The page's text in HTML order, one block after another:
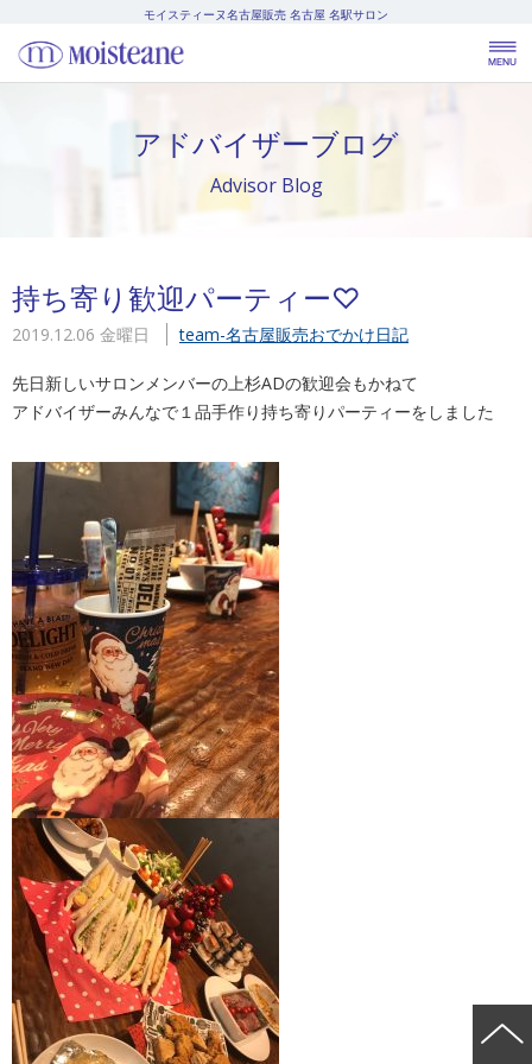
モイスティーヌ名古屋販売 名古屋 名駅サロン
アドバイザーブログ
Advisor Blog
持ち寄り歓迎パーティー♡
2019.12.06 金曜日 team-名古屋販売おでかけ日記
先日新しいサロンメンバーの上杉ADの歓迎会もかねて
アドバイザーみんなで１品手作り持ち寄りパーティーをしました